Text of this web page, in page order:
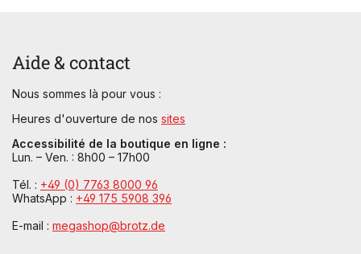
Aide & contact
Nous sommes là pour vous :
Heures d'ouverture de nos sites
Accessibilité de la boutique en ligne :
Lun. – Ven. : 8h00 – 17h00
Tél. : +49 (0) 7763 8000 96
WhatsApp : +49 175 5908 396
E-mail : megashop@brotz.de